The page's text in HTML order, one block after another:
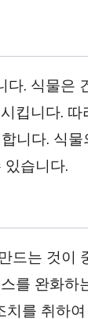
. 식물은
킵니다.
니다. 식물
습니다.
드는 것이
를 완화하
를 취하